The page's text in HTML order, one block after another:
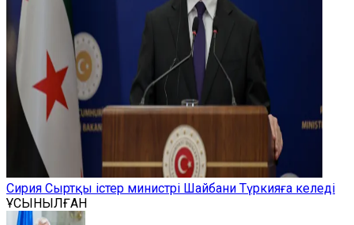
Сирия Сыртқы істер министрі Шайбани Түркияға келеді
ҰСЫНЫЛҒАН